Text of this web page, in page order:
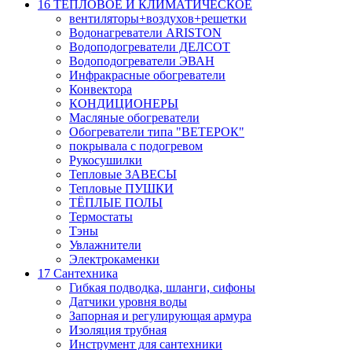
16 ТЕПЛОВОЕ И КЛИМАТИЧЕСКОЕ
вентиляторы+воздухов+решетки
Водонагреватели ARISTON
Водоподогреватели ДЕЛСОТ
Водоподогреватели ЭВАН
Инфракрасные обогреватели
Конвектора
КОНДИЦИОНЕРЫ
Масляные обогреватели
Обогреватели типа "ВЕТЕРОК"
покрывала с подогревом
Рукосушилки
Тепловые ЗАВЕСЫ
Тепловые ПУШКИ
ТЁПЛЫЕ ПОЛЫ
Термостаты
Тэны
Увлажнители
Электрокаменки
17 Сантехника
Гибкая подводка, шланги, сифоны
Датчики уровня воды
Запорная и регулирующая армура
Изоляция трубная
Инструмент для сантехники